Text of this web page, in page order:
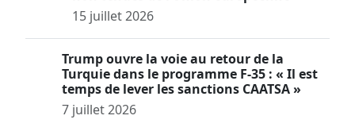
15 juillet 2026
Trump ouvre la voie au retour de la
Turquie dans le programme F-35 : « Il est
temps de lever les sanctions CAATSA »
7 juillet 2026